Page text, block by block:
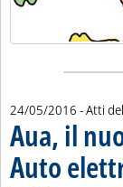
24/05/2016 - Atti
Aua, il
Auto